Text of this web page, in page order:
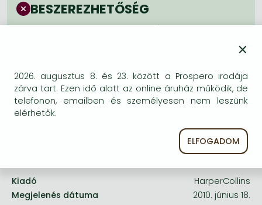
Frieren manga
Bleach manga
BESZEREZHETŐSÉG
Kiadó
HarperCollins
Megjelenés dátuma
2010. június 18.
×
2026. augusztus 8. és 23. között a Prospero irodája
zárva tart. Ezen idő alatt az online áruház működik, de
telefonon, emailben és személyesen nem leszünk
elérhetők.
ELFOGADOM